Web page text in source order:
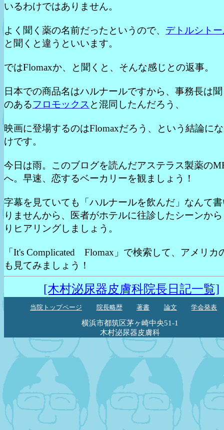
いるわけではありません。
よく聞く薬の名前だったというので、 デトルシト
と聞くと違うといいます。
ではFlomaxか、と聞くと、そんな感じとの返事。
日本での商品名はハルナールですから、事務長は
のあるフロモックス と混同したんだろう、
映画に登場するのはFlomaxだろう、という結論に
けです。
今日は雨。このブログを読んだアステラス製薬の
へ。早速、恋するベーカリーを観ましょう！
字幕を見ていても「ハルナールを飲んだ」なんて
りませんから、医者がホテルに往診したシーンか
りヒアリングしましょう。
「It's Complicated Flomax」で検索して、アメリカ
も見てみましょう！
[木村泌尿器皮膚科院長日記一覧]
当院トップページ 院長略歴 著書 論文 学会発表
横浜市都筑区茅ヶ崎中央51-1
木村泌尿器皮膚科